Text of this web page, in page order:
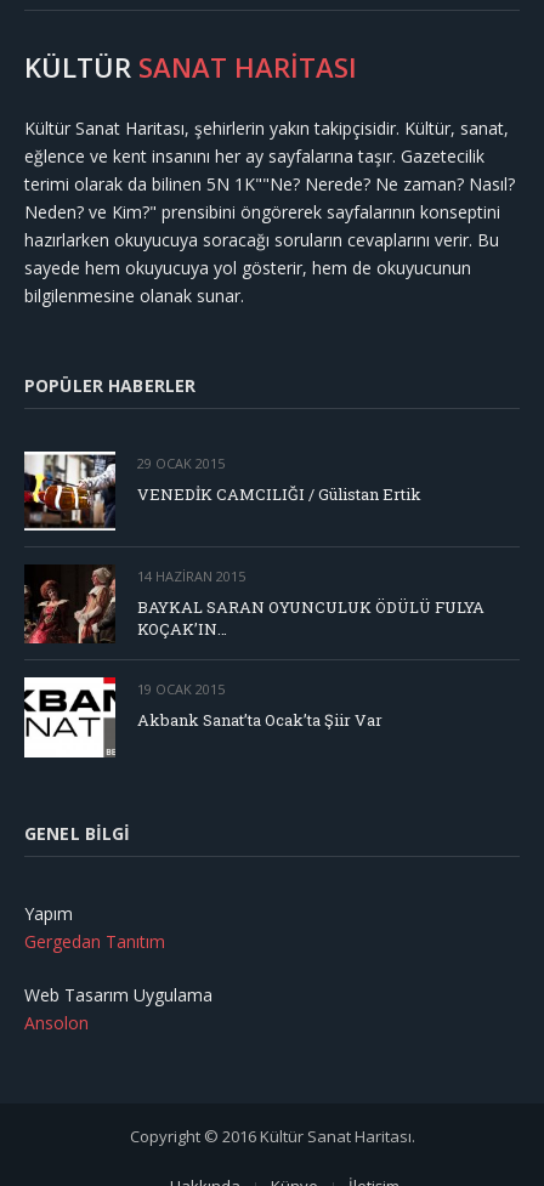
KÜLTÜR SANAT HARİTASI
Kültür Sanat Haritası, şehirlerin yakın takipçisidir. Kültür, sanat,
eğlence ve kent insanını her ay sayfalarına taşır. Gazetecilik
terimi olarak da bilinen 5N 1K""Ne? Nerede? Ne zaman? Nasıl?
Neden? ve Kim?" prensibini öngörerek sayfalarının konseptini
hazırlarken okuyucuya soracağı soruların cevaplarını verir. Bu
sayede hem okuyucuya yol gösterir, hem de okuyucunun
bilgilenmesine olanak sunar.
POPÜLER HABERLER
29 OCAK 2015
VENEDİK CAMCILIĞI / Gülistan Ertik
14 HAZIRAN 2015
BAYKAL SARAN OYUNCULUK ÖDÜLÜ FULYA
KOÇAK’IN…
19 OCAK 2015
Akbank Sanat’ta Ocak’ta Şiir Var
GENEL BILGI
Yapım
Gergedan Tanıtım
Web Tasarım Uygulama
Ansolon
Copyright © 2016 Kültür Sanat Haritası.